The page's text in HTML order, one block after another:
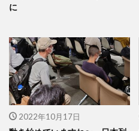
に
2022年10月17日